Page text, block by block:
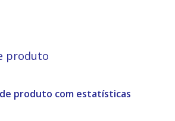
produto
produto com estatísticas